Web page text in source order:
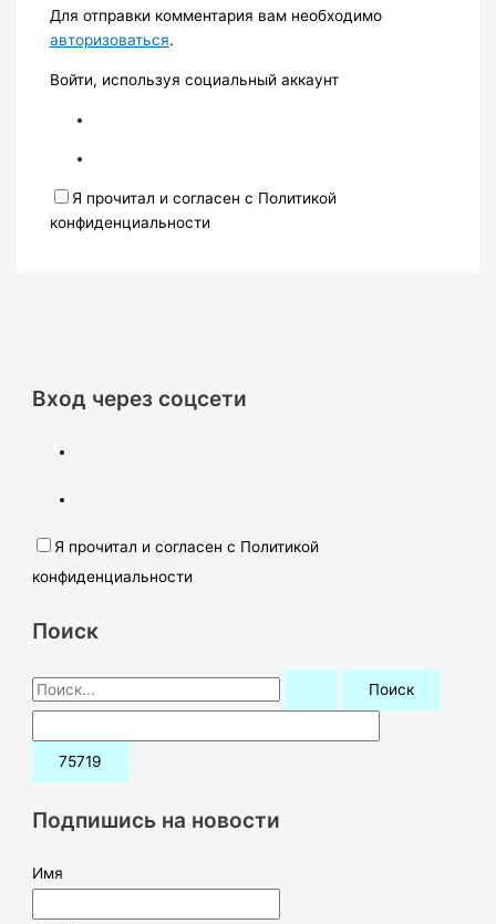
Для отправки комментария вам необходимо
авторизоваться.
Войти, используя социальный аккаунт
Я прочитал и согласен с Политикой
конфиденциальности
Вход через соцсети
Я прочитал и согласен с Политикой
конфиденциальности
Поиск
П
о
и
:Подпишись на новости
Имя